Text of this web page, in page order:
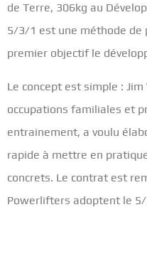
de Terre, 306kg au
5/3/1 est une méthode de
premier objectif le
Le concept est simple :
occupations familiales et
entrainement, a voulu
rapide à mettre en
concrets. Le contrat est
Powerlifters adoptent le